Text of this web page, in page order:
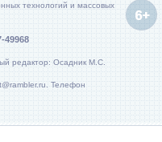
технологий и массовых
49968
редактор: Осадник М.С.
Телефон